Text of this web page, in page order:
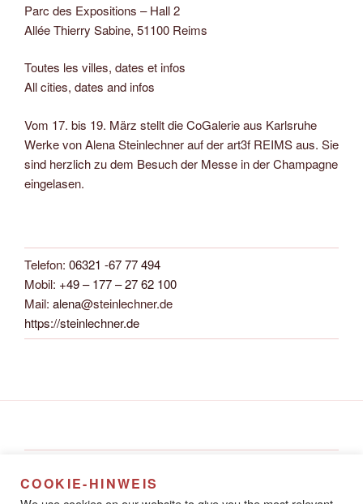
Parc des Expositions – Hall 2
Allée Thierry Sabine, 51100 Reims
Toutes les villes, dates et infos
All cities, dates and infos
Vom 17. bis 19. März stellt die CoGalerie aus Karlsruhe
Werke von Alena Steinlechner auf der art3f REIMS aus. Sie
sind herzlich zu dem Besuch der Messe in der Champagne
eingelasen.
Telefon: 06321 -67 77 494
Mobil: +49 – 177 – 27 62 100
Mail: alena@steinlechner.de
https://steinlechner.de
Rathausstraße 8A
COOKIE-HINWEIS